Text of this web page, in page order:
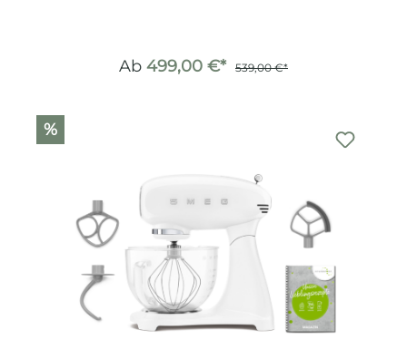
Ab 499,00 €* 539,00 €*
%